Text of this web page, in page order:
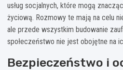
usług socjalnych, które mogą
życiową. Rozmowy te mają na celu
ale przede wszystkim budowanie
społeczeństwo nie jest obojętne na
Bezpieczeństwo i